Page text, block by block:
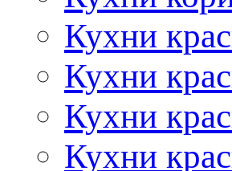
Кухни
Кухни
Кухни
Кухни